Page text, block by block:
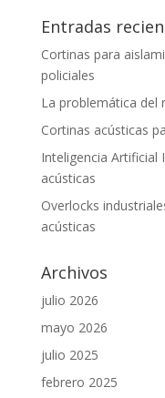
Entradas
Cortinas para
policiales
La problemática del
Cortinas acústicas
Inteligencia Artificial
acústicas
Overlocks
acústicas
Archivos
julio 2026
mayo 2026
julio 2025
febrero 2025